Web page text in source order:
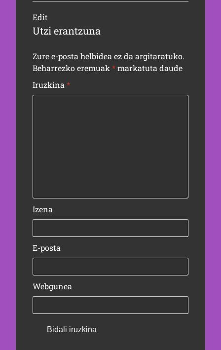
Edit
Utzi erantzuna
Zure e-posta helbidea ez da argitaratuko.
Beharrezko eremuak *markatuta daude
Iruzkina *
Izena
E-posta
Webgunea